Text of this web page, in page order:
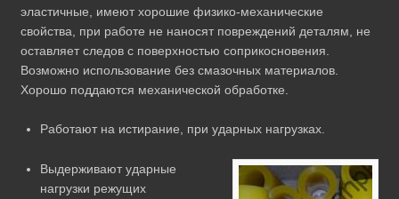
эластичные, имеют хорошие физико-механические
свойства, при работе не наносят повреждений деталям, не
оставляет следов с поверхностью соприкосновения.
Возможно использование без смазочных материалов.
Хорошо поддаются механической обработке.
Работают на истирание, при ударных нагрузках.
Выдерживают ударные
нагрузки режущих